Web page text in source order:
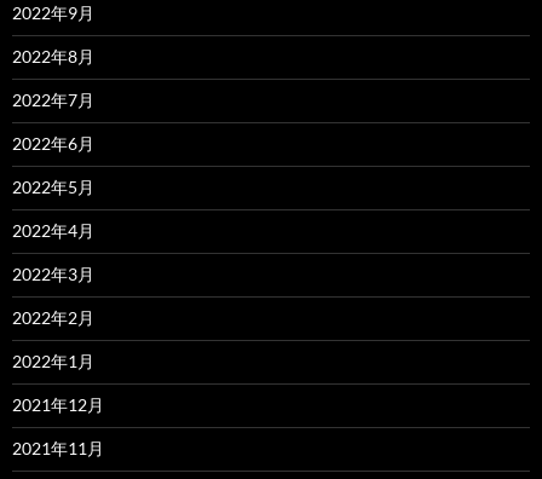
2022年9月
2022年8月
2022年7月
2022年6月
2022年5月
2022年4月
2022年3月
2022年2月
2022年1月
2021年12月
2021年11月